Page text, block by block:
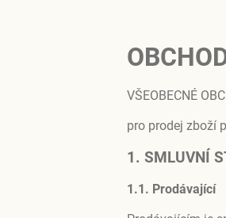
VŠEOBECNÉ
pro prodej zboží
1. SMLUVNÍ
1.1. Prodávající